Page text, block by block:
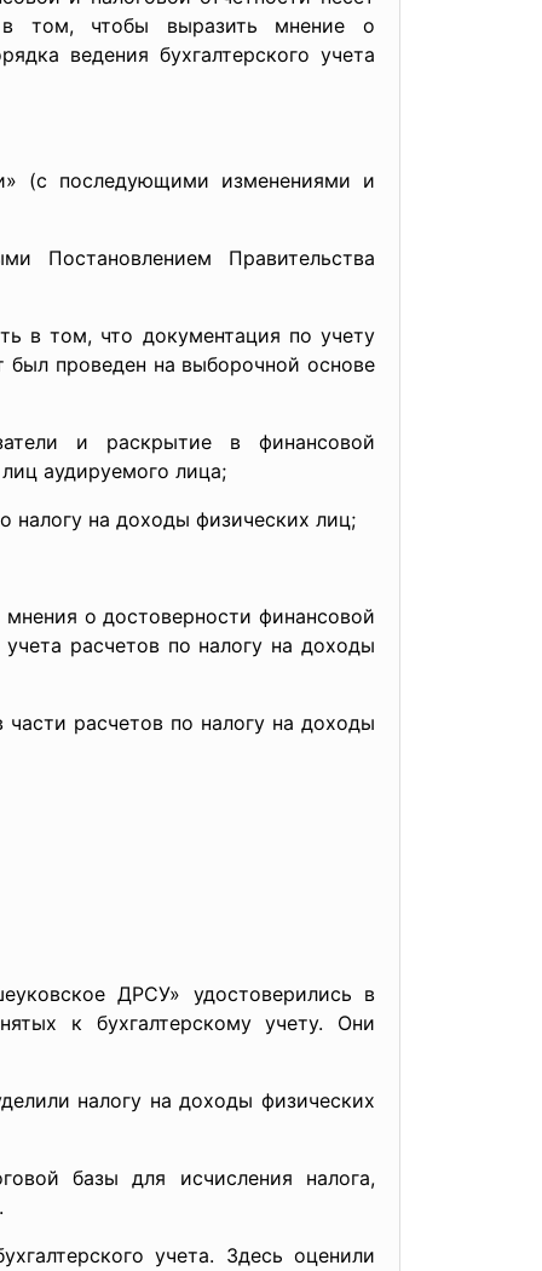
в том, чтобы выразить мнение о
ведения бухгалтерского учета
последующими изменениями и
Постановлением Правительства
в том, что документация по учету
был проведен на выборочной основе
и раскрытие в финансовой
аудируемого лица;
налогу на доходы физических лиц;
о достоверности финансовой
учета расчетов по налогу на доходы
расчетов по налогу на доходы
ДРСУ» удостоверились в
к бухгалтерскому учету. Они
налогу на доходы физических
базы для исчисления налога,
учета. Здесь оценили